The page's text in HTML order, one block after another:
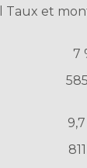
Taux et
7